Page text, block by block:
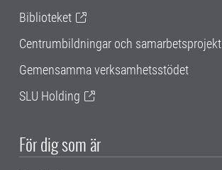
Biblioteket
Centrumbildningar och samarbetsprojekt
Gemensamma verksamhetsstödet
SLU Holding
För dig som är